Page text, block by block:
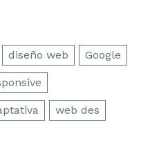
diseño web Google
web des